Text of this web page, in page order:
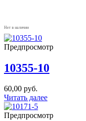
Нет в наличии
Предпросмотр
10355-10
60,00 руб.
Читать далее
Предпросмотр